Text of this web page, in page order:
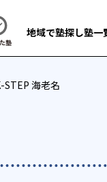
地域で塾探し塾一
STEP 海老名